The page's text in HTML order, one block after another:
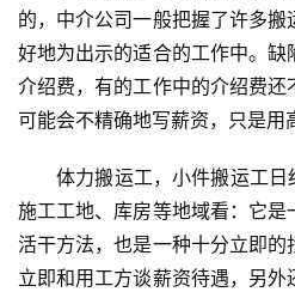
的，中介公司一般把握了许多
好地为出示的适合的工作中。
介绍费，有的工作中的介绍费
可能会不精确地写薪资，只是用
体力搬运工，小件搬运工日
施工工地、库房等地域看：它
活干方法，也是一种十分立即
立即和用工方谈薪资待遇，另